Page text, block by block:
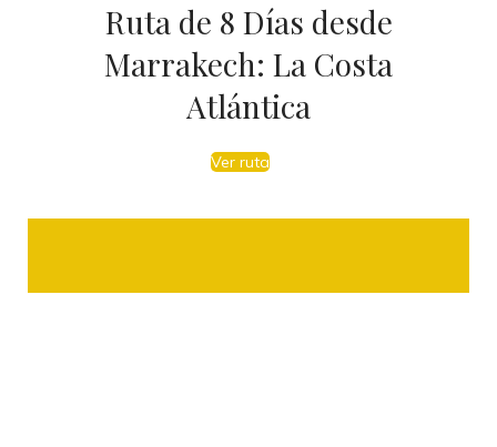
Ruta de 8 Días desde
Marrakech: La Costa
Atlántica
Ver ruta